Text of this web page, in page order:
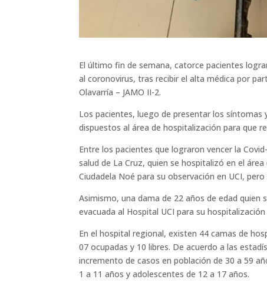
El último fin de semana, catorce pacientes
al coronovirus, tras recibir el alta médica por
Olavarría – JAMO II-2.
Los pacientes, luego de presentar los
dispuestos al área de hospitalización para que
Entre los pacientes que lograron vencer la
salud de La Cruz, quien se hospitalizó en el
Ciudadela Noé para su observación en UCI,
Asimismo, una dama de 22 años de edad
evacuada al Hospital UCI para su
En el hospital regional, existen 44 camas de
07 ocupadas y 10 libres. De acuerdo a las
incremento de casos en población de 30 a 59
1 a 11 años y adolescentes de 12 a 17 años.